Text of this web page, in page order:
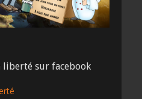
liberté sur facebook